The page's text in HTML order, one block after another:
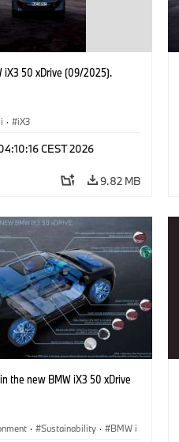
iX3 50 xDrive (09/2025).
· iX3
CEST 2026
9.82 MB
the new BMW iX3 50 xDrive
· Sustainability ·
BMW i